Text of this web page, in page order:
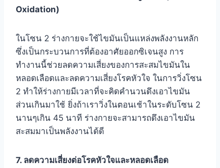
Oxidation)
ในโซน 2 ร่างกายจะใช้ไขมันเป็นแหล่งพลังงานหลัก
ซึ่งเป็นกระบวนการที่ต้องอาศัยออกซิเจนสูง การ
ทำงานนี้ช่วยลดความเสี่ยงของการสะสมไขมันใน
หลอดเลือดและลดความเสี่ยงโรคหัวใจ ในการวิ่งโซน
2 ทำให้ร่างกายมีเวลาที่จะคิดคำนวนดึงเอาไขมัน
ส่วนเกินมาใช้ ยิ่งถ้าเราวิ่งในตอนเช้าในระดับโซน 2
นานๆเกิน 45 นาที ร่างกายจะสามารถดึงเอาไขมัน
สะสมมาเป็นพลังงานได้ดี
7. ลดความเสี่ยงต่อโรคหัวใจและหลอดเลือด